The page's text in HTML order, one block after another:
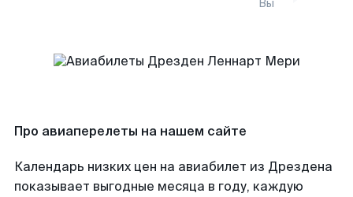
Вы
Про авиаперелеты на нашем сайте
Календарь низких цен на авиабилет из Дрездена
показывает выгодные месяца в году, каждую